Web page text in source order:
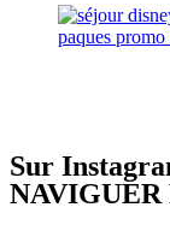
Sur
NAVIGUER